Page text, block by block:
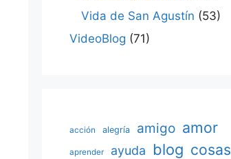
Vida de San Agustín (53)
VideoBlog (71)
acción alegría amigo amor
aprender ayuda blog cosas